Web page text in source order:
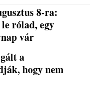
8-ra:
rólad, egy
vár
a
hogy nem